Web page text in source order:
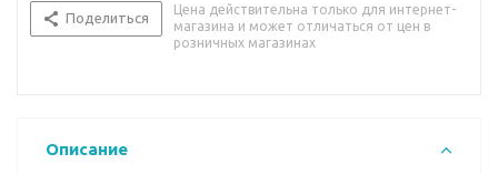
Поделиться
Цена действительна только для интернет-
магазина и может отличаться от цен в
розничных магазинах
Описание